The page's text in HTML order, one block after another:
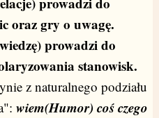
oraz gry o uwagę.
prowadzi do
stanowisk.
z naturalnego podziału
wiem(Humor) coś czego